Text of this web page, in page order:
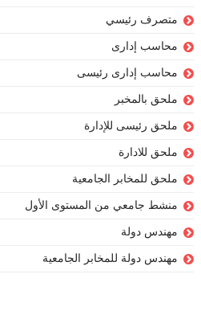
متصرف رئيسي
محاسب إدارى
محاسب إدارى رئيسى
ملحق بالمخبر
ملحق رئيسى للإدارة
ملحق للادارة
ملحق للمخابر الجامعية
منشط جامعي من المستوى الأول
مهندس دولة
مهندس دولة للمخابر الجامعية